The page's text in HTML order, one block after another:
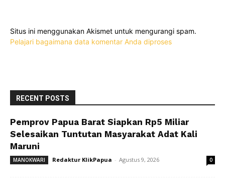
Situs ini menggunakan Akismet untuk mengurangi spam.
Pelajari bagaimana data komentar Anda diproses
RECENT POSTS
Pemprov Papua Barat Siapkan Rp5 Miliar
Selesaikan Tuntutan Masyarakat Adat Kali
Maruni
MANOKWARI Redaktur KlikPapua - Agustus 9, 2026 0